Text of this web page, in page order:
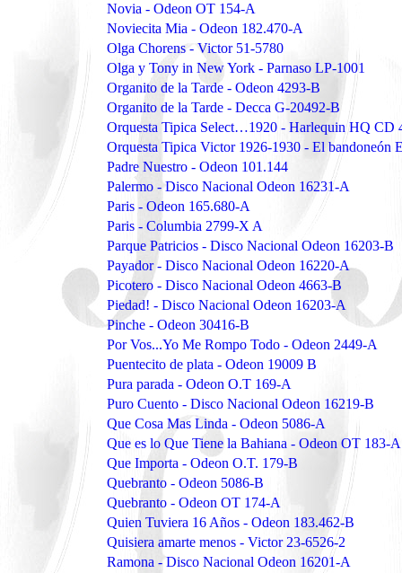
Novia - Odeon OT 154-A
Noviecita Mia - Odeon 182.470-A
Olga Chorens - Victor 51-5780
Olga y Tony in New York - Parnaso LP-1001
Organito de la Tarde - Odeon 4293-B
Organito de la Tarde - Decca G-20492-B
Orquesta Tipica Select…1920 - Harlequin HQ CD
Orquesta Tipica Victor 1926-1930 - El bandoneón
Padre Nuestro - Odeon 101.144
Palermo - Disco Nacional Odeon 16231-A
Paris - Odeon 165.680-A
Paris - Columbia 2799-X A
Parque Patricios - Disco Nacional Odeon 16203-B
Payador - Disco Nacional Odeon 16220-A
Picotero - Disco Nacional Odeon 4663-B
Piedad! - Disco Nacional Odeon 16203-A
Pinche - Odeon 30416-B
Por Vos...Yo Me Rompo Todo - Odeon 2449-A
Puentecito de plata - Odeon 19009 B
Pura parada - Odeon O.T 169-A
Puro Cuento - Disco Nacional Odeon 16219-B
Que Cosa Mas Linda - Odeon 5086-A
Que es lo Que Tiene la Bahiana - Odeon OT 183-A
Que Importa - Odeon O.T. 179-B
Quebranto - Odeon 5086-B
Quebranto - Odeon OT 174-A
Quien Tuviera 16 Años - Odeon 183.462-B
Quisiera amarte menos - Victor 23-6526-2
Ramona - Disco Nacional Odeon 16201-A